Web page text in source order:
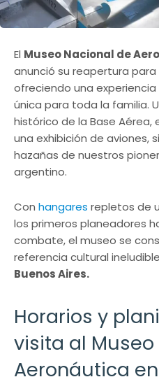
El Museo Nacional de
anunció su reapertura para
ofreciendo una
única para toda la familia.
histórico de la Base Aérea,
una exhibición de aviones,
hazañas de nuestros
argentino.
Con hangares repletos de
los primeros planeadores
combate, el museo se
referencia cultural
Buenos Aires.
Horarios y
visita al
Aeronáutica